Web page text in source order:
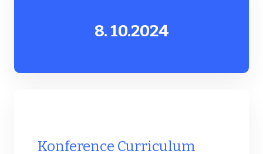
8. 10.2024
Konference Curriculum